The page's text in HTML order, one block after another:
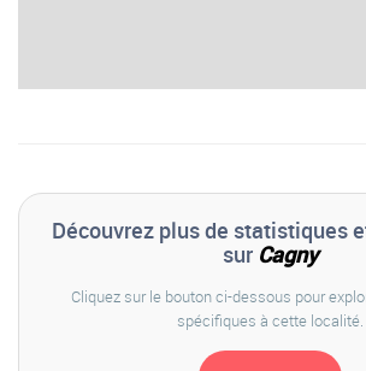
Découvrez plus de statistiques
sur Cagny
Cliquez sur le bouton ci-dessous pour
spécifiques à cette localité.